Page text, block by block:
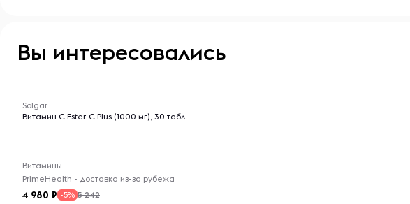
Вы интересовались
Solgar
Витамин C Ester-C Plus (1000 мг), 30 табл
Витамины
PrimeHealth - доставка из-за рубежа
4 980 -5% 5 242